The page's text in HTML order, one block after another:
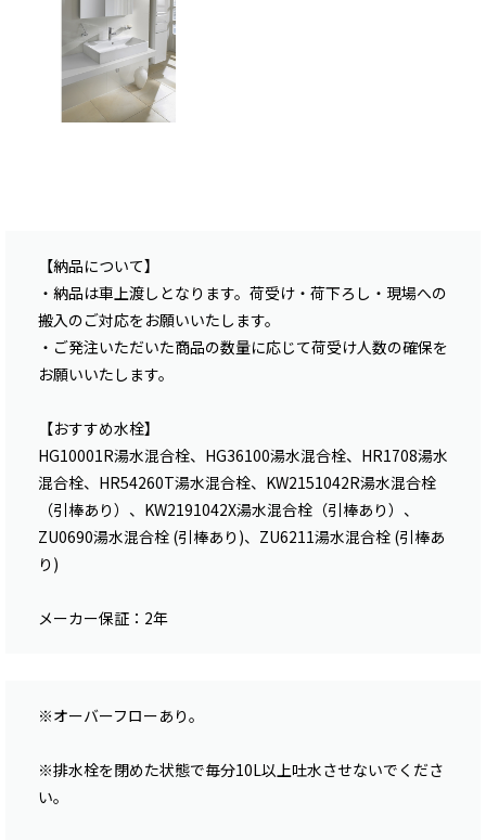
【納品について】
・納品は車上渡しとなります。荷受け・荷下ろし・現場への
搬入のご対応をお願いいたします。
・ご発注いただいた商品の数量に応じて荷受け人数の確保を
お願いいたします。
【おすすめ水栓】
HG10001R湯水混合栓、HG36100湯水混合栓、HR1708湯水
混合栓、HR54260T湯水混合栓、KW2151042R湯水混合栓
（引棒あり）、KW2191042X湯水混合栓（引棒あり）、
ZU0690湯水混合栓 (引棒あり)、ZU6211湯水混合栓 (引棒あ
り)
メーカー保証：2年
※オーバーフローあり。
※排水栓を閉めた状態で毎分10L以上吐水させないでくださ
い。